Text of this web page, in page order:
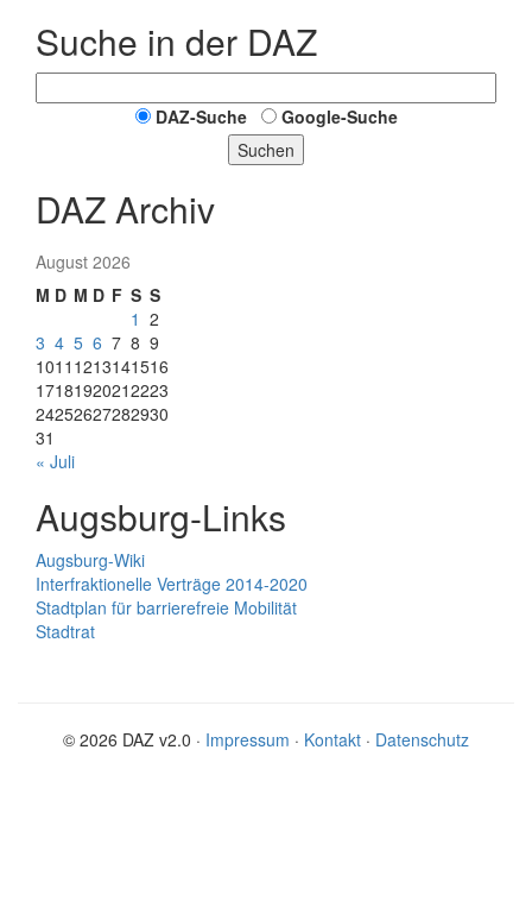
Suche in der DAZ
DAZ-Suche
Google-Suche
Suchen
DAZ Archiv
August 2026
M D M D F S S
1 2
3 4 5 6 7 8 9
1011 1213141516
17181920212223
24252627282930
31
« Juli
Augsburg-Links
Augsburg-Wiki
Interfraktionelle Verträge 2014-2020
Stadtplan für barrierefreie Mobilität
Stadtrat
© 2026 DAZ v2.0 · Impressum · Kontakt · Datenschutz